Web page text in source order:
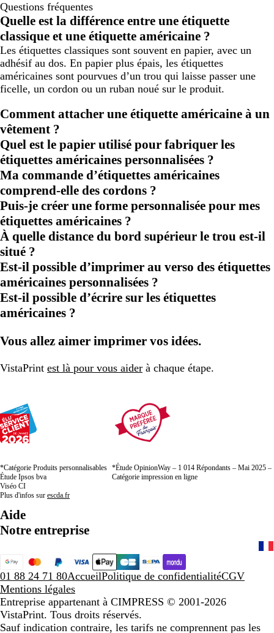
Questions fréquentes
Quelle est la différence entre une étiquette
classique et une étiquette américaine ?
Les étiquettes classiques sont souvent en papier, avec un
adhésif au dos. En papier plus épais, les étiquettes
américaines sont pourvues d’un trou qui laisse passer une
ficelle, un cordon ou un ruban noué sur le produit.
Comment attacher une étiquette américaine à un
vêtement ?
Quel est le papier utilisé pour fabriquer les
étiquettes américaines personnalisées ?
Ma commande d’étiquettes américaines
comprend-elle des cordons ?
Puis-je créer une forme personnalisée pour mes
étiquettes américaines ?
À quelle distance du bord supérieur le trou est-il
situé ?
Est-il possible d’imprimer au verso des étiquettes
américaines personnalisées ?
Est-il possible d’écrire sur les étiquettes
américaines ?
Vous allez aimer imprimer vos idées.
VistaPrint est là pour vous aider à chaque étape.
*Catégorie Produits personnalisables
Étude Ipsos bva
Viséo CI
Plus d'infos sur escda.fr
*Étude OpinionWay – 1 014 Répondants – Mai 2025 –
Catégorie impression en ligne
Aide
Notre entreprise
01 88 24 71 80AccueilPolitique de confidentialitéCGV
Mentions légales
Entreprise appartenant à CIMPRESS © 2001-2026
VistaPrint. Tous droits réservés.
Sauf indication contraire, les tarifs ne comprennent pas les